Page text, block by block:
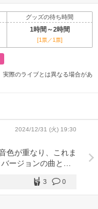
グッズの待ち時間
1時間～2時間
[1票／1票]
際のライブとは異なる場合があ
2024/12/31 (火) 19:30
色が重なり、これま
0
3